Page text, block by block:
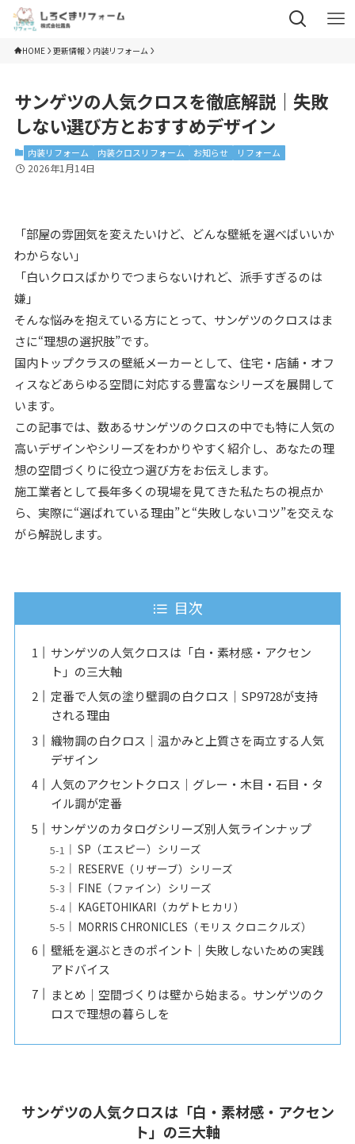
HOME 更新情報 内装リフォーム
サンゲツの人気クロスを徹底解説｜失敗
しない選び方とおすすめデザイン
内装リフォーム 内装クロスリフォーム お知らせ リフォーム
2026年1月14日
「部屋の雰囲気を変えたいけど、どんな壁紙を選べばいいか
わからない」
「白いクロスばかりでつまらないけれど、派手すぎるのは
嫌」
そんな悩みを抱えている方にとって、サンゲツのクロスはま
さに“理想の選択肢”です。
国内トップクラスの壁紙メーカーとして、住宅・店舗・オフ
ィスなどあらゆる空間に対応する豊富なシリーズを展開して
います。
この記事では、数あるサンゲツのクロスの中でも特に人気の
高いデザインやシリーズをわかりやすく紹介し、あなたの理
想の空間づくりに役立つ選び方をお伝えします。
施工業者として長年多くの現場を見てきた私たちの視点か
ら、実際に“選ばれている理由”と“失敗しないコツ”を交えな
がら解説します。
目次
サンゲツの人気クロスは「白・素材感・アクセン
ト」の三大軸
定番で人気の塗り壁調の白クロス｜SP9728が支持
される理由
織物調の白クロス｜温かみと上質さを両立する人気
デザイン
人気のアクセントクロス｜グレー・木目・石目・タ
イル調が定番
サンゲツのカタログシリーズ別人気ラインナップ
SP（エスピー）シリーズ
RESERVE（リザーブ）シリーズ
FINE（ファイン）シリーズ
KAGETOHIKARI（カゲトヒカリ）
MORRIS CHRONICLES（モリス クロニクルズ）
壁紙を選ぶときのポイント｜失敗しないための実践
アドバイス
まとめ｜空間づくりは壁から始まる。サンゲツのク
ロスで理想の暮らしを
サンゲツの人気クロスは「白・素材感・アクセン
ト」の三大軸